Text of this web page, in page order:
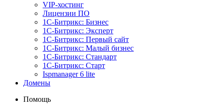
VIP-хостинг
Лицензии ПО
1С-Битрикс: Бизнес
1С-Битрикс: Эксперт
1С-Битрикс: Первый сайт
1С-Битрикс: Малый бизнес
1С-Битрикс: Стандарт
1С-Битрикс: Старт
Ispmanager 6 lite
Домены
Помощь